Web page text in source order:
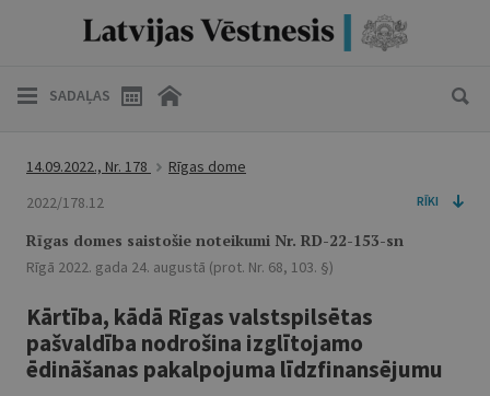
SADAĻAS
14.09.2022., Nr. 178
Rīgas dome
2022/178.12
RĪKI
Rīgas domes saistošie noteikumi Nr. RD-22-153-sn
Rīgā 2022. gada 24. augustā (prot. Nr. 68, 103. §)
Kārtība, kādā Rīgas valstspilsētas
pašvaldība nodrošina izglītojamo
ēdināšanas pakalpojuma līdzfinansējumu